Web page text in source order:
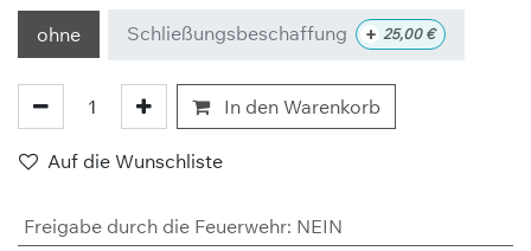
ohne Schließungsbeschaffung + 25,00€
In den Warenkorb
Auf die Wunschliste
Freigabe durch die Feuerwehr: NEIN